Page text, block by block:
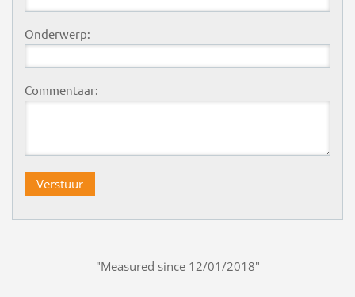
Onderwerp:
Commentaar:
"Measured since 12/01/2018"